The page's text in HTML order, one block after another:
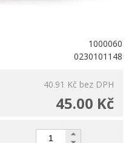
1000060
0230101148
40.91 Kč bez DPH
45.00 Kč